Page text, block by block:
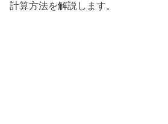
計算方法を解説します。